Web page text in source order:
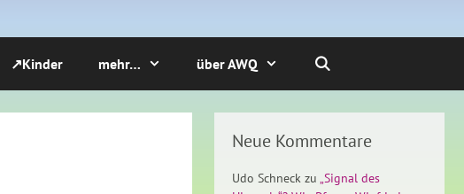
↗Kinder mehr… über AWQ
Neue Kommentare
Udo Schneck zu „Signal des